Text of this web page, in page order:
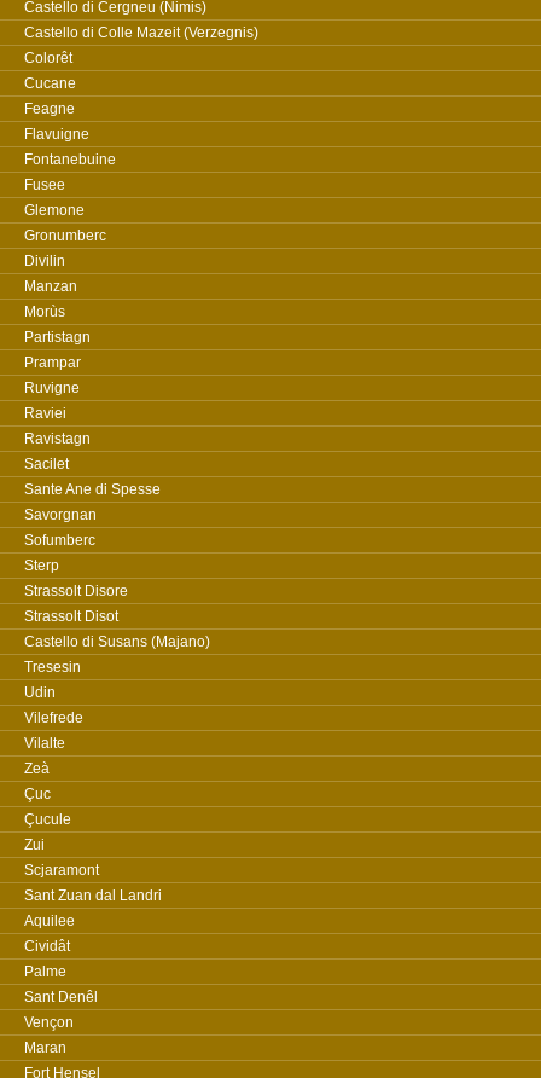
Castello di Cergneu (Nimis)
Castello di Colle Mazeit (Verzegnis)
Colorêt
Cucane
Feagne
Flavuigne
Fontanebuine
Fusee
Glemone
Gronumberc
Divilin
Manzan
Morùs
Partistagn
Prampar
Ruvigne
Raviei
Ravistagn
Sacilet
Sante Ane di Spesse
Savorgnan
Sofumberc
Sterp
Strassolt Disore
Strassolt Disot
Castello di Susans (Majano)
Tresesin
Udin
Vilefrede
Vilalte
Zeà
Çuc
Çucule
Zui
Scjaramont
Sant Zuan dal Landri
Aquilee
Cividât
Palme
Sant Denêl
Vençon
Maran
Fort Hensel